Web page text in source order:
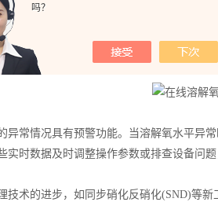
吗？
中的一个核心环节。在好氧处理阶段，大
氧水平，确保其在最佳范围内，从而支持
致的不必要能源浪费。
常情况具有预警功能。当溶解氧水平异常
实时数据及时调整操作参数或排查设备问
术的进步，如同步硝化反硝化(SND)等新